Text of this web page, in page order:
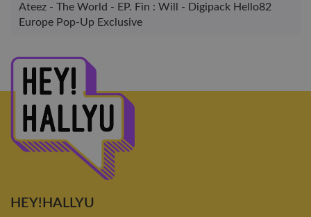
Ateez - The World - EP. Fin : Will - Digipack Hello82
Europe Pop-Up Exclusive
HEY!HALLYU